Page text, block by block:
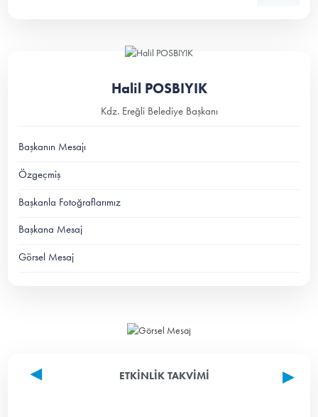
Halil POSBIYIK
Kdz. Ereğli Belediye Başkanı
Başkanın Mesajı
Özgeçmiş
Başkanla Fotoğraflarımız
Başkana Mesaj
Görsel Mesaj
ETKINLIK TAKVIMI